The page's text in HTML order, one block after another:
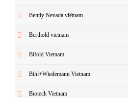
Bently Nevada việtnam
Berthold vietnam
Bifold Vietnam
Bihl+Wiedemann Vietnam
Biotech Vietnam